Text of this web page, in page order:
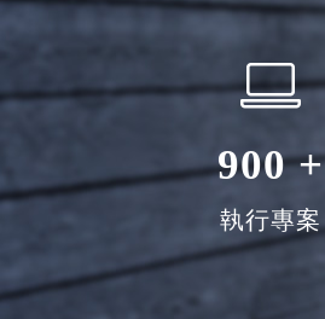
900+
執行專案